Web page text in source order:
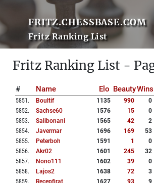
FRITZ.CHESSBASE.COM
Fritz Ranking List
Fritz Ranking List -
# Name Elo BeautyWins
5851 . Boultif 1135 990
0
5852. Sachse60 1576 15
0
5853. Salibonani 1565 42
2
5854. Javermar 1696 169
53
5855. Peterboh 1591 1
0
5856. Akr02 1601 245
32
5857. Nono111 1602 39
0
5858. Lajos2 1638 72
3